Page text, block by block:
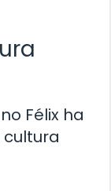
Félix ha